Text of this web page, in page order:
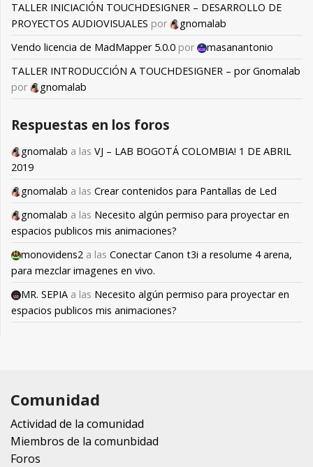
TALLER INICIACIÓN TOUCHDESIGNER – DESARROLLO DE
PROYECTOS AUDIOVISUALES por
gnomalab
Vendo licencia de MadMapper 5.0.0 por
masanantonio
TALLER INTRODUCCIÓN A TOUCHDESIGNER – por Gnomalab
por
gnomalab
Respuestas en los foros
gnomalab a las VJ – LAB BOGOTÁ COLOMBIA! 1 DE ABRIL
2019
gnomalab a las Crear contenidos para Pantallas de Led
gnomalab a las Necesito algún permiso para proyectar en
espacios publicos mis animaciones?
monovidens2 a las Conectar Canon t3i a resolume 4 arena,
para mezclar imagenes en vivo.
MR. SEPIA a las Necesito algún permiso para proyectar en
espacios publicos mis animaciones?
Comunidad
Actividad de la comunidad
Miembros de la comunbidad
Foros